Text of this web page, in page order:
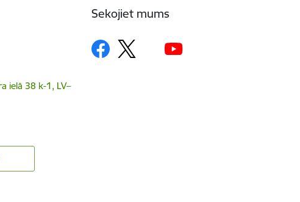
ielā 38 k-1, LV–
Sekojiet mums